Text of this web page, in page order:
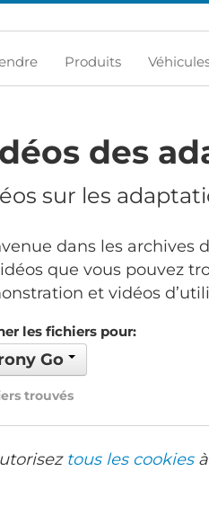
Produits
des
sur les
dans les archives
que vous pouvez
et vidéos
les fichiers pour:
Go
trouvés
tous les cookiesà